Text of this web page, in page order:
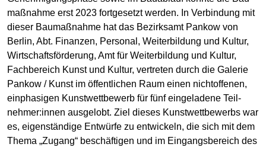
maßnahme erst 2023 fort­gesetzt werden. In Verbindung mit
dieser Bau­maßnahme hat das Bezirksamt Pankow von
Berlin, Abt. Finanzen, Personal, Weiter­bildung und Kultur,
Wirtschafts­förderung, Amt für Weiter­bildung und Kultur,
Fach­bereich Kunst und Kultur, vertreten durch die Galerie
Pankow / Kunst im öffentlichen Raum einen nicht­offenen,
ein­phasigen Kunst­wett­bewerb für fünf ein­ge­ladene Teil­
nehmer:innen aus­gelobt. Ziel dieses Kunst­wett­bewerbs war
es, eigenständige Entwürfe zu entwickeln, die sich mit dem
Thema „Zugang“ beschäftigen und im Eingangs­bereich des